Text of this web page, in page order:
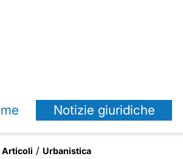
Notizie giuridiche
Articoli Urbanistica